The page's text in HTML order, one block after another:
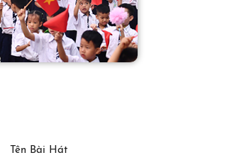
Tên Bài Hát